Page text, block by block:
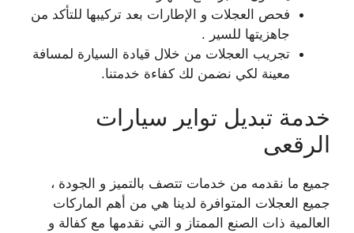
فحص العجلات و الإطارات بعد تركيبها للتأكد من
جاهزيتها للسير .
تجريب العجلات من خلال قيادة السيارة لمسافة
معينة لكي نضمن لك كفاءة خدمتنا.
خدمة تبديل تواير سيارات
الرقعى
جميع ما نقدمه من خدمات تتصف بالتميز و الجودة ،
جميع العجلات المتوافرة لدينا هي من أهم الماركات
العالمية ذات الصنع الممتاز و التي نقدمها مع كفالة و